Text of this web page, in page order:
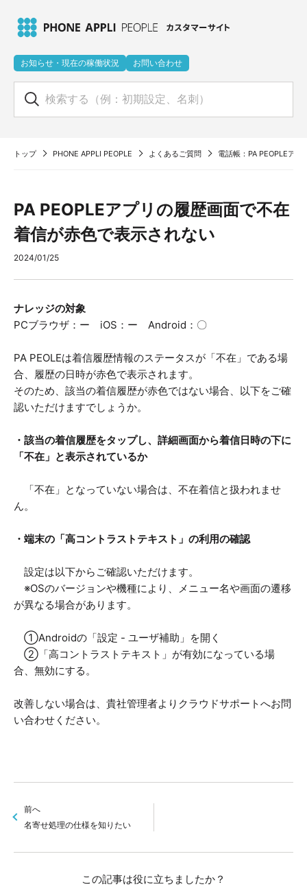
お知らせ・現在の稼働状況 お問い合わせ
トップ PHONE APPLI PEOPLE よくあるご質問 電話帳：PA PEOPLEア
PA PEOPLEアプリの履歴画面で不在
着信が赤色で表示されない
2024/01/25
ナレッジの対象
PCブラウザ：ー iOS：ー Android：〇
PA PEOLEは着信履歴情報のステータスが「不在」である場
合、履歴の日時が赤色で表示されます。
そのため、該当の着信履歴が赤色ではない場合、以下をご確
認いただけますでしょうか。
・該当の着信履歴をタップし、詳細画面から着信日時の下に
「不在」と表示されているか
「不在」となっていない場合は、不在着信と扱われませ
ん。
・端末の「高コントラストテキスト」の利用の確認
設定は以下からご確認いただけます。
※OSのバージョンや機種により、メニュー名や画面の遷移
が異なる場合があります。
①Androidの「設定 - ユーザ補助」を開く
②「高コントラストテキスト」が有効になっている場
合、無効にする。
改善しない場合は、貴社管理者よりクラウドサポートへお問
い合わせください。
前へ
名寄せ処理の仕様を知りたい
この記事は役に立ちましたか？